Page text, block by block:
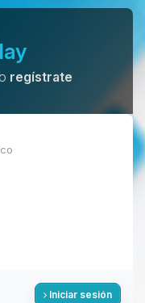
o regístrate
Iniciar sesión